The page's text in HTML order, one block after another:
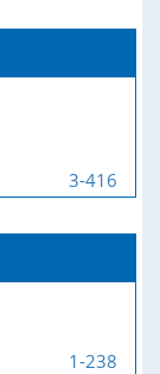
3-416
1-238